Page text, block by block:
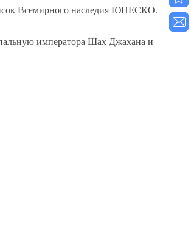
Всемирного наследия ЮНЕСКО.
императора Шах Джахана и